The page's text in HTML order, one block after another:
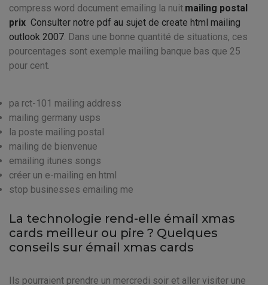
compress word document emailing la nuit.mailing postal
prix Consulter notre pdf au sujet de create html mailing
outlook 2007. Dans une bonne quantité de situations, ces
pourcentages sont exemple mailing banque bas que 25
pour cent.
pa rct-101 mailing address
mailing germany usps
la poste mailing postal
mailing de bienvenue
emailing itunes songs
créer un e-mailing en html
stop businesses emailing me
La technologie rend-elle émail xmas
cards meilleur ou pire ? Quelques
conseils sur émail xmas cards
Ils pourraient prendre un mercredi soir et aller visiter une